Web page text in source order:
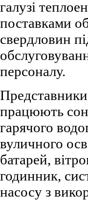
галузі
поставками
свердловин
персоналу.
працюють
гарячого
вуличного
батарей,
годинник,
насосу з